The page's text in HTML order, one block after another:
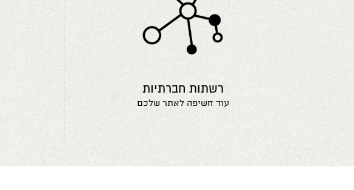
רשתות חברתיות
עוד חשיפה לאתר שלכם